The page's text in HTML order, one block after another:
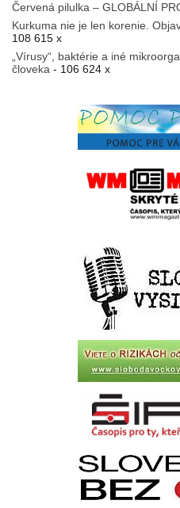
Červená pilulka – GLOBÁLNÍ
Kurkuma nie je len korenie.
108 615 x
„Vírusy“, baktérie a iné
človeka - 106 624 x